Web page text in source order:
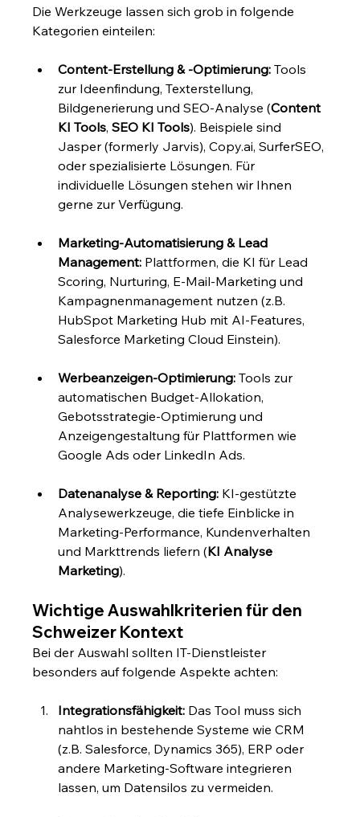
Die Werkzeuge lassen sich grob in folgende
Kategorien einteilen:
Content-Erstellung & -Optimierung: Tools
zur Ideenfindung, Texterstellung,
Bildgenerierung und SEO-Analyse (Content
KI Tools, SEO KI Tools). Beispiele sind
Jasper (formerly Jarvis), Copy.ai, SurferSEO,
oder spezialisierte Lösungen. Für
individuelle Lösungen stehen wir Ihnen
gerne zur Verfügung.
Marketing-Automatisierung & Lead
Management: Plattformen, die KI für Lead
Scoring, Nurturing, E-Mail-Marketing und
Kampagnenmanagement nutzen (z.B.
HubSpot Marketing Hub mit AI-Features,
Salesforce Marketing Cloud Einstein).
Werbeanzeigen-Optimierung: Tools zur
automatischen Budget-Allokation,
Gebotsstrategie-Optimierung und
Anzeigengestaltung für Plattformen wie
Google Ads oder LinkedIn Ads.
Datenanalyse & Reporting: KI-gestützte
Analysewerkzeuge, die tiefe Einblicke in
Marketing-Performance, Kundenverhalten
und Markttrends liefern (KI Analyse
Marketing).
Wichtige Auswahlkriterien für den
Schweizer Kontext
Bei der Auswahl sollten IT-Dienstleister
besonders auf folgende Aspekte achten:
Integrationsfähigkeit: Das Tool muss sich
nahtlos in bestehende Systeme wie CRM
(z.B. Salesforce, Dynamics 365), ERP oder
andere Marketing-Software integrieren
lassen, um Datensilos zu vermeiden.